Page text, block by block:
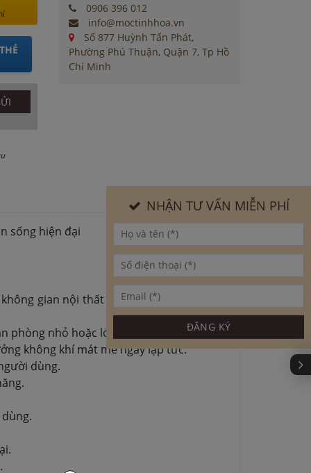
0906 396 012
info@moctinhhoa.vn
Số 877 Huỳnh Tấn Phát,
Phường Phú Thuận, Quận 7, Tp Hồ
Chí Minh
sống hiện đại
gian nội thất như phòng ngủ, phòng
phòng nhỏ hoặc lớp học.
không khí mát mẻ ngay lập tức.
dùng.
NHẬN TƯ VẤN MIỄN PHÍ